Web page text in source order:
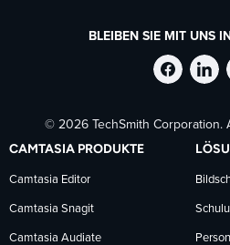
BLEIBEN SIE MIT UNS
auf
© 2026 TechSmith Corporation.
CAMTASIA PRODUKTE
Camtasia Editor
Camtasia Snagit
Camtasia Audiate